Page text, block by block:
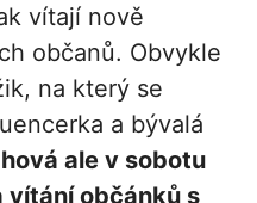
vítají nově
občanů. Obvykle
na který se
a bývalá
ale v sobotu
vítání občánků s